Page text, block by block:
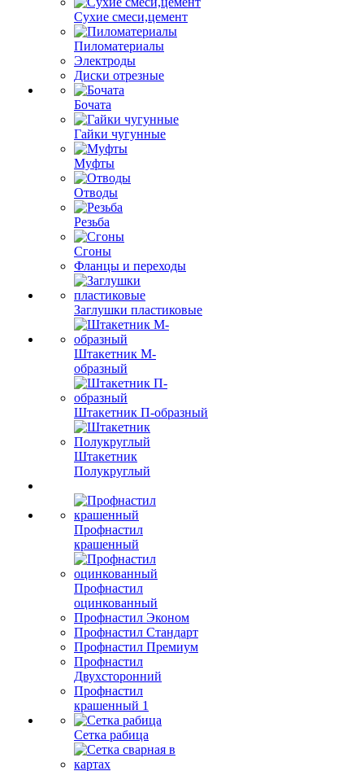
Сухие смеси,цемент
Пиломатериалы
Электроды
Диски отрезные
Бочата
Гайки чугунные
Муфты
Отводы
Резьба
Сгоны
Фланцы и переходы
Заглушки пластиковые
Штакетник М-
образный
Штакетник П-образный
Штакетник
Полукруглый
Профнастил
крашенный
Профнастил
оцинкованный
Профнастил Эконом
Профнастил Стандарт
Профнастил Премиум
Профнастил
Двухсторонний
Профнастил
крашенный 1
Сетка рабица